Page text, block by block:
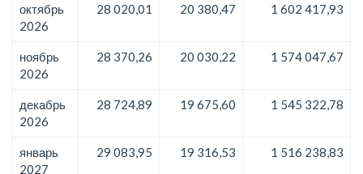
октябрь
2026
28 020,01 20 380,47 1 602 417,93
ноябрь
2026
28 370,26 20 030,22 1 574 047,67
декабрь
2026
28 724,89 19 675,60 1 545 322,78
январь
2027
29 083,95 19 316,53 1 516 238,83